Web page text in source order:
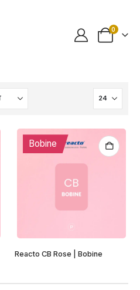
0
Bobine
Reacto CB Rose | Bobine